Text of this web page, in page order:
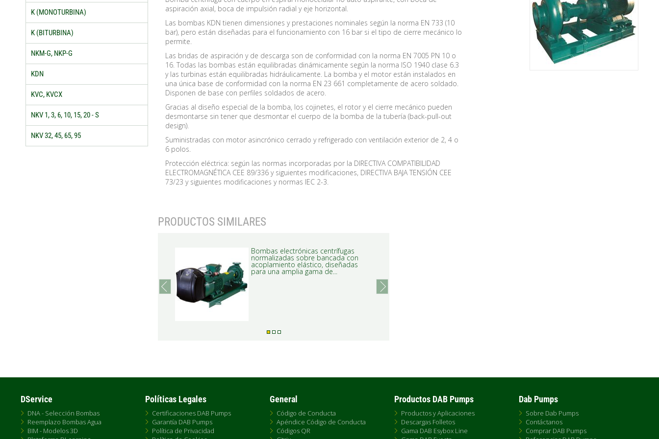
K (MONOTURBINA)
K (BITURBINA)
NKM-G, NKP-G
KDN
KVC, KVCX
NKV 1, 3, 6, 10, 15, 20 - S
NKV 32, 45, 65, 95
aspiración axial, boca de impulsión radial y eje horizontal.
Las bombas KDN tienen dimensiones y prestaciones nominales según la norma EN 733 (10
bar), pero están diseñadas para el funcionamiento con 16 bar si el tipo de cierre mecánico lo
permite.
Las bridas de aspiración y de descarga son de conformidad con la norma EN 7005 PN 10 o
16. Todas las bombas están equilibradas dinámicamente según la norma ISO 1940 clase 6.3
y las turbinas están equilibradas hidráulicamente. La bomba y el motor están instalados en
una única base de conformidad con la norma EN 23 661 completamente de acero soldado.
Disponen de base con perfiles soldados de acero.
Gracias al diseño especial de la bomba, los cojinetes, el rotor y el cierre mecánico pueden
desmontarse sin tener que desmontar el cuerpo de la bomba de la tubería (back-pull-out
design).
Suministradas con motor asincrónico cerrado y refrigerado con ventilación exterior de 2, 4 o
6 polos.
Protección eléctrica: según las normas incorporadas por la DIRECTIVA COMPATIBILIDAD
ELECTROMAGNÉTICA CEE 89/336 y siguientes modificaciones, DIRECTIVA BAJA TENSIÓN CEE
73/23 y siguientes modificaciones y normas IEC 2-3.
PRODUCTOS SIMILARES
Bombas electrónicas centrífugas
normalizadas sobre bancada con
acoplamiento elástico, diseñadas
para una amplia gama de...
prev next
DService
DNA - Selección Bombas
Reemplazo Bombas Agua
BIM - Modelos 3D
Políticas Legales
Certificaciones DAB Pumps
Garantía DAB Pumps
Política de Privacidad
General
Código de Conducta
Apéndice Código de Conducta
Códigos QR
Productos DAB Pumps
Productos y Aplicaciones
Descargas Folletos
Gama DAB Esybox Line
Dab Pumps
Sobre Dab Pumps
Contáctanos
Comprar DAB Pumps